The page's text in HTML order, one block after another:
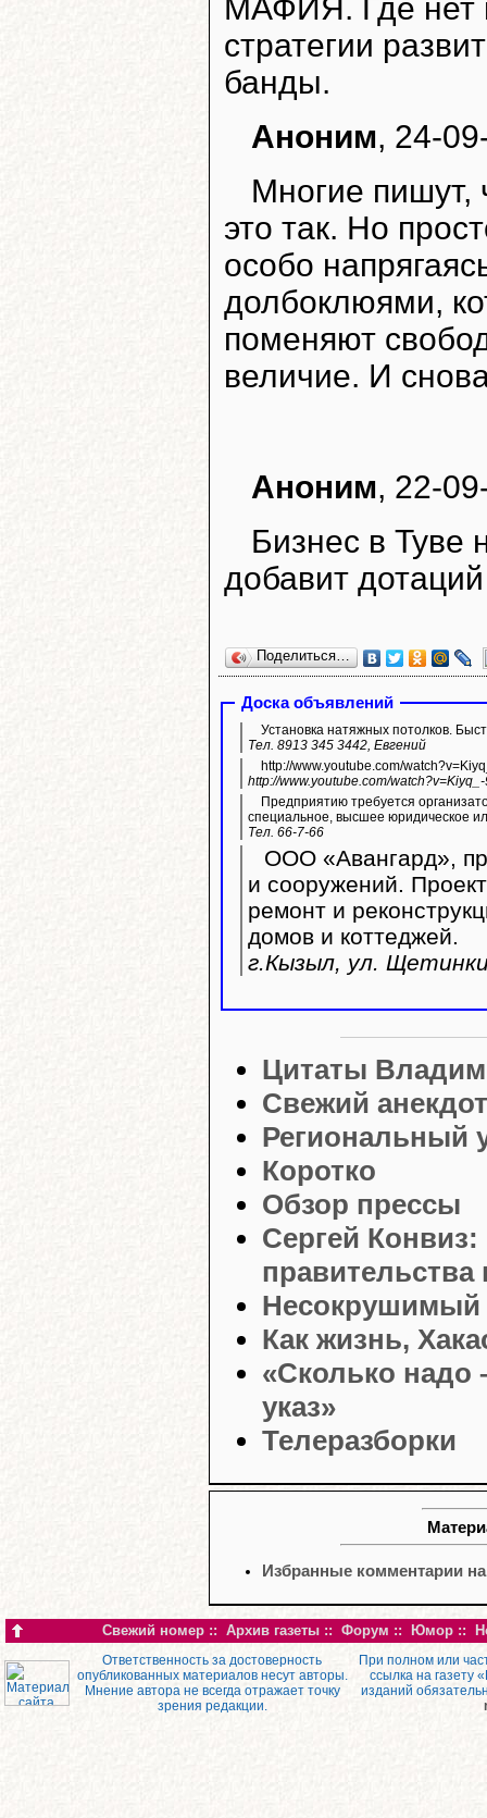
МАФИЯ. Где нет
стратегии
банды.
Аноним, 24-
Многие пишут,
это так. Но
особо
долбоклюями,
поменяют
величие. И
Аноним, 22-
Бизнес в Туве
добавит
Поделиться…
Доска объявлений
Установка натяжных потолков.
Тел. 8913 345 3442, Евгений
http://www.youtube.com/
http://www.youtube.com/
Предприятию требуется
специальное, высшее юридическое
Тел. 66-7-66
ООО «Авангард»,
и сооружений.
ремонт и
домов и коттеджей.
г.Кызыл, ул.
Цитаты
Свежий анекдот
Региональный
Коротко
Обзор прессы
Сергей Конвиз:
правительства
Несокрушимый
Как жизнь,
«Сколько надо
указ»
Телеразборки
Избранные комментарии
Свежий номер :: Архив газеты :: Форум :: Юмор ::
Ответственность за достоверность
опубликованных материалов несут авторы.
Мнение автора не всегда отражает точку
зрения редакции.
При полном или
ссылка на газету
изданий